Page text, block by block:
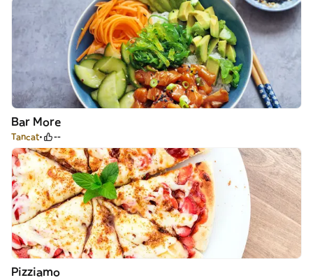
Bar More
Tancat --
Pizziamo